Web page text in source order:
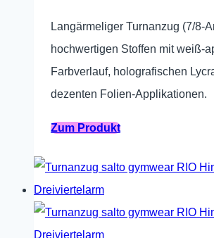
auf
der
Produktseite
gewählt
Langärmeliger Turnanzug (7/8-
hochwertigen Stoffen mit
Farbverlauf, holografischen
dezenten Folien‑Applikationen.
Zum ProduktDieses
weist
Varianten